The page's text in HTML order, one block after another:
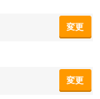
変更
変更